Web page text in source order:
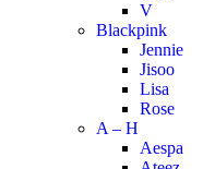
V
Blackpink
Jennie
Jisoo
Lisa
Rose
A – H
Aespa